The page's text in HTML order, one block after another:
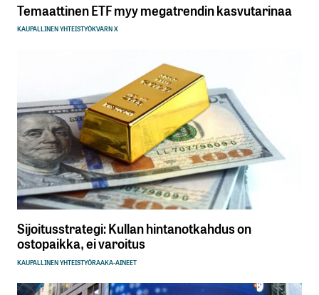
Temaattinen ETF myy megatrendin kasvutarinaa
KAUPALLINEN YHTEISTYÖKVARN X
Sijoitusstrategi: Kullan hintanotkahdus on
ostopaikka, ei varoitus
KAUPALLINEN YHTEISTYÖRAAKA-AINEET